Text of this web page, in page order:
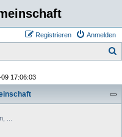
Anmelden
Registrieren
17:06:03
...